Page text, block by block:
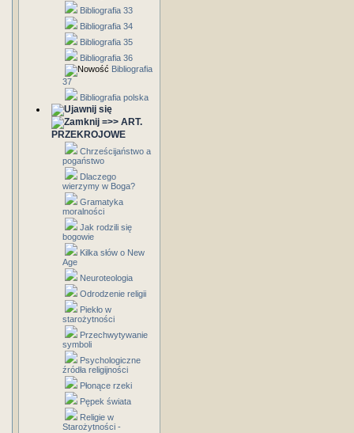
Bibliografia 33
Bibliografia 34
Bibliografia 35
Bibliografia 36
Bibliografia
37
Bibliografia polska
=>> ART.
PRZEKROJOWE
Chrześcijaństwo a
pogaństwo
Dlaczego
wierzymy w Boga?
Gramatyka
moralności
Jak rodzili się
bogowie
Kilka słów o New
Age
Neuroteologia
Odrodzenie religii
Piekło w
starożytności
Przechwytywanie
symboli
Psychologiczne
źródła religijności
Płonące rzeki
Pępek świata
Religie w
Starożytności -